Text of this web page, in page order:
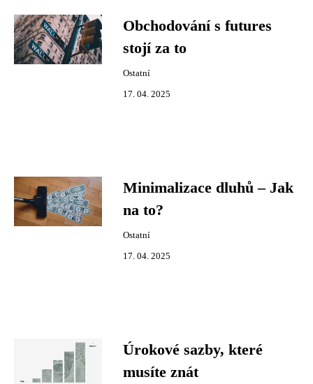
Obchodování s futures
stojí za to
Ostatní
17. 04. 2025
Minimalizace dluhů – Jak
na to?
Ostatní
17. 04. 2025
Úrokové sazby, které
musíte znát